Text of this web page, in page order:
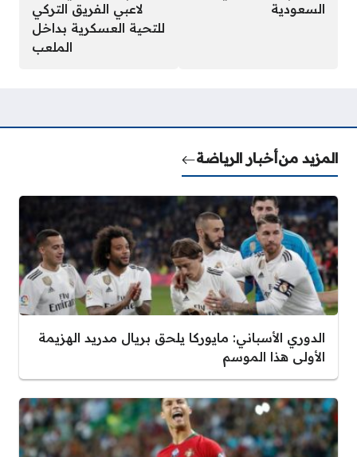
السعودية
لاعبي الفريق التركي
للتحية العسكرية بداخل
الملعب
المزيد منأخبار الرياضة
الدوري الأسباني: مايوركا يلحق بريال مدريد الهزيمة
الأولى هذا الموسم